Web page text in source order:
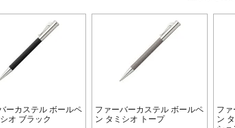
ーカステル ボールペ
オ ブラック
ファーバーカステル ボールペ
ン タミシオ トープ
フ
ン